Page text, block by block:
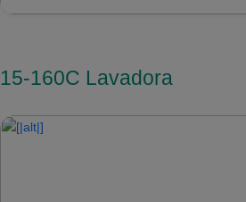
15-160C Lavadora